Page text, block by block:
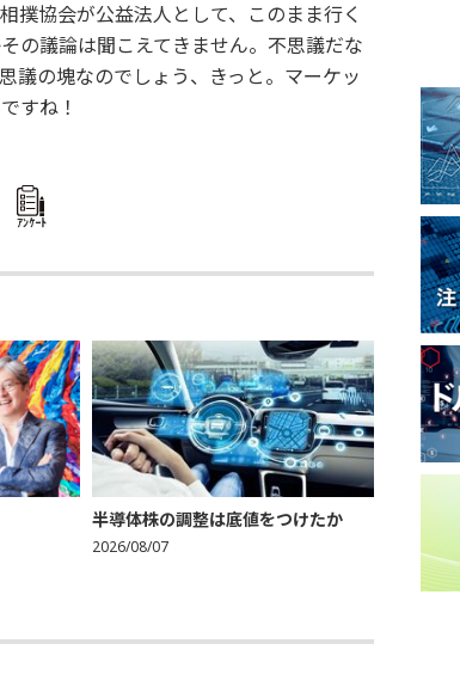
撲協会が公益法人として、このまま行く
の議論は聞こえてきません。不思議だな
議の塊なのでしょう、きっと。マーケッ
すね！
ｱﾝｹｰﾄ
半導体株の調整は底値をつけたか
2026/08/07